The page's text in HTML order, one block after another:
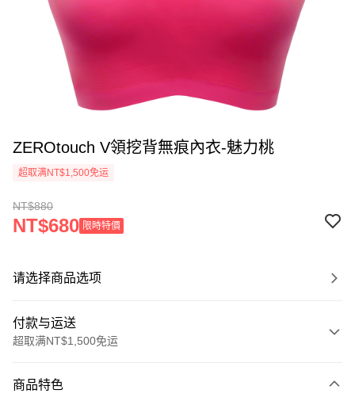
ZEROtouch V領挖背無痕內衣-魅力桃
超取满NT$1,500免运
NT$880
NT$680 限時特價
请选择商品选项
付款与运送
超取满NT$1,500免运
信用卡一次付款
商品特色